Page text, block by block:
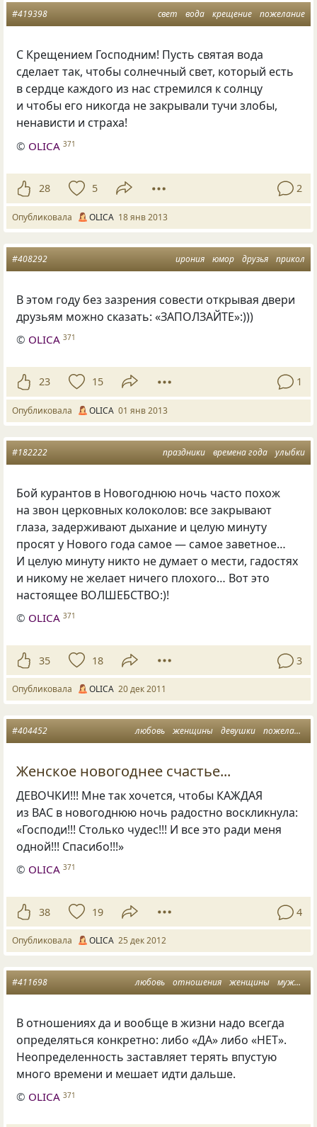
свет вода крещение пожелание
#419398
С Крещением Господним! Пусть святая вода
сделает так, чтобы солнечный свет, который есть
в сердце каждого из нас стремился к солнцу
и чтобы его никогда не закрывали тучи злобы,
ненависти и страха!
© OLICA 371
28 5 2
Опубликовала OLICA 18 янв 2013
ирония юмор друзья прикол
#408292
В этом году без зазрения совести открывая двери
друзьям можно сказать: «ЗАПОЛЗАЙТЕ»:)))
© OLICA 371
23 15 1
Опубликовала OLICA 01 янв 2013
праздники времена года улыбки
#182222
Бой курантов в Новогоднюю ночь часто похож
на звон церковных колоколов: все закрывают
глаза, задерживают дыхание и целую минуту
просят у Нового года самое — самое заветное…
И целую минуту никто не думает о мести, гадостях
и никому не желает ничего плохого… Вот это
настоящее ВОЛШЕБСТВО:)!
© OLICA 371
35 18 3
Опубликовала OLICA 20 дек 2011
любовь женщины девушки пожелания
#404452
Женское новогоднее счастье...
ДЕВОЧКИ!!! Мне так хочется, чтобы КАЖДАЯ
из ВАС в новогоднюю ночь радостно воскликнула:
«Господи!!! Столько чудес!!! И все это ради меня
одной!!! Спасибо!!!»
© OLICA 371
38 19 4
Опубликовала OLICA 25 дек 2012
любовь отношения женщины мужчины
#411698
В отношениях да и вообще в жизни надо всегда
определяться конкретно: либо «ДА» либо «НЕТ».
Неопределенность заставляет терять впустую
много времени и мешает идти дальше.
© OLICA 371